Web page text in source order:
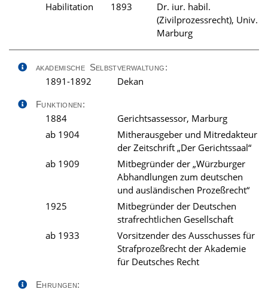
Habilitation
1893
Dr. iur. habil.
(Zivilprozessrecht), Univ.
Marburg
akademische Selbstverwaltung:
1891-1892 Dekan
Funktionen:
1884
Gerichtsassessor, Marburg
ab 1904
Mitherausgeber und Mitredakteur
der Zeitschrift „Der Gerichtssaal“
ab 1909
Mitbegründer der „Würzburger
Abhandlungen zum deutschen
und ausländischen Prozeßrecht“
1925
Mitbegründer der Deutschen
strafrechtlichen Gesellschaft
ab 1933
Vorsitzender des Ausschusses für
Strafprozeßrecht der Akademie
für Deutsches Recht
Ehrungen: